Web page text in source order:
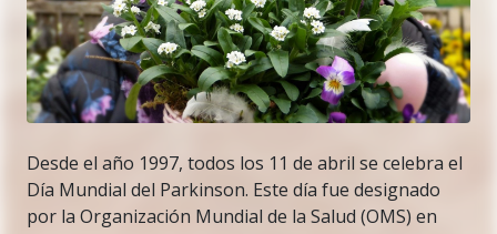
Desde el año 1997, todos los 11 de abril se celebra el
Día Mundial del Parkinson. Este día fue designado
por la Organización Mundial de la Salud (OMS) en